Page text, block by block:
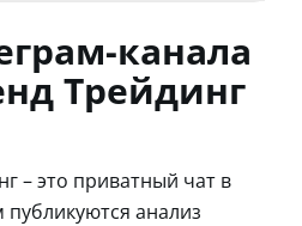
канала
Трейдинг
– это приватный чат в
анализ